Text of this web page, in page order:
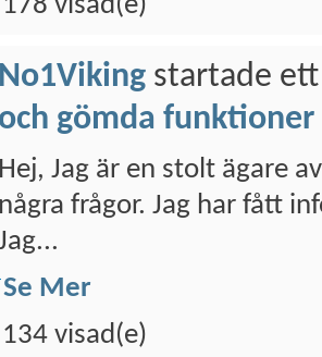
visad(e)
No1Viking startade
och gömda funktioner
Hej, Jag är en stolt ägare
några frågor. Jag har fått
Se Mer
visad(e)